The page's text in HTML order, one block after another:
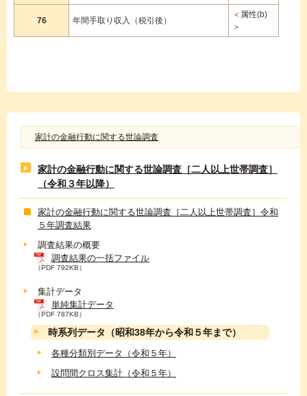
76 年間手取り収入（税引後）
＜属性(b)
＞
家計の金融行動に関する世論調査
家計の金融行動に関する世論調査［二人以上世帯調査］
（令和３年以降）
家計の金融行動に関する世論調査［二人以上世帯調査］令和
５年調査結果
調査結果の概要
調査結果の一括ファイル
（PDF 792KB）
集計データ
単純集計データ
（PDF 787KB）
時系列データ（昭和38年から令和５年まで）
各種分類別データ（令和５年）
設問間クロス集計（令和５年）